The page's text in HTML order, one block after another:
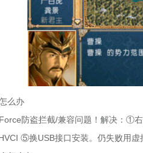
么办
防盗拦截/兼容问题！解决：①
⑤换USB接口安装。仍失败用虚